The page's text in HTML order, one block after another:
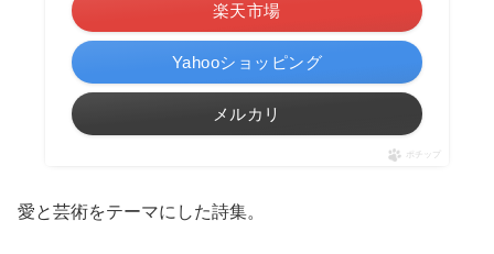
楽天市場
Yahooショッピング
メルカリ
ポチップ
愛と芸術をテーマにした詩集。